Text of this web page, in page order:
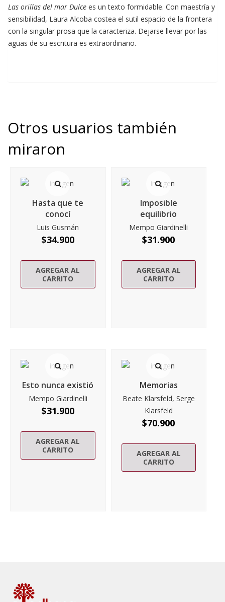
Las orillas del mar Dulce es un texto formidable. Con maestría y
sensibilidad, Laura Alcoba costea el sutil espacio de la frontera
con la singular prosa que la caracteriza. Dejarse llevar por las
aguas de su escritura es extraordinario.
Otros usuarios también
miraron
Hasta que te
conocí
Luis Gusmán
$34.900
AGREGAR AL
CARRITO
Imposible
equilibrio
Mempo Giardinelli
$31.900
AGREGAR AL
CARRITO
Esto nunca existió
Mempo Giardinelli
$31.900
AGREGAR AL
CARRITO
Memorias
Beate Klarsfeld, Serge
Klarsfeld
$70.900
AGREGAR AL
CARRITO